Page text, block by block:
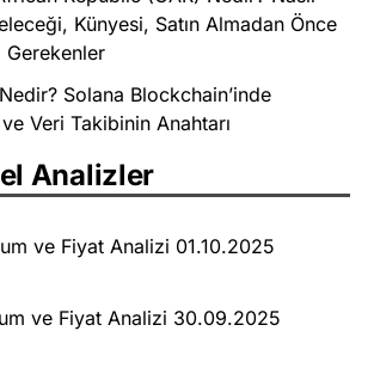
Künyesi, Satın Almadan Önce
Gerekenler
Solana Blockchain’inde
Veri Takibinin Anahtarı
Analizler
ve Fiyat Analizi 01.10.2025
ve Fiyat Analizi 30.09.2025